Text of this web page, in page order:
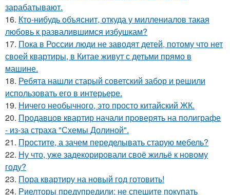
зарабатывают.
16. Кто-нибудь объяснит, откуда у миллениалов такая
любовь к развалившимся избушкам?
17. Пока в России люди не заводят детей, потому что нет
своей квартиры, в Китае живут с детьми прямо в
машине.
18. Ребята нашли старый советский забор и решили
использовать его в интерьере.
19. Ничего необычного, это просто китайский ЖК.
20. Продавцов квартир начали проверять на полиграфе
- из-за страха "Схемы Долиной".
21. Простите, а зачем переделывать старую мебель?
22. Ну что, уже задекорировали своё жильё к новому
году?
23. Пора квартиру на новый год готовить!
24. Риелторы предупредили: не спешите покупать